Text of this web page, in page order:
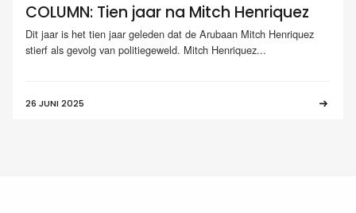
COLUMN: Tien jaar na Mitch Henriquez
Dit jaar is het tien jaar geleden dat de Arubaan Mitch Henriquez
stierf als gevolg van politiegeweld. Mitch Henriquez...
26 JUNI 2025